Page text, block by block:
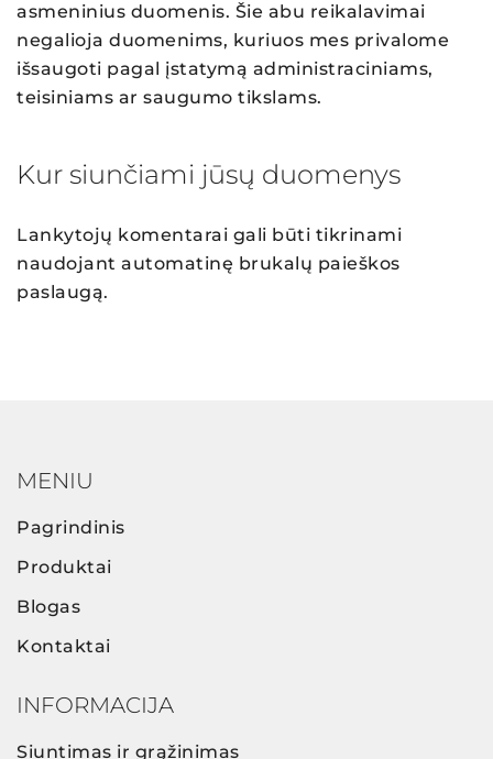
asmeninius duomenis. Šie abu reikalavimai
negalioja duomenims, kuriuos mes privalome
išsaugoti pagal įstatymą administraciniams,
teisiniams ar saugumo tikslams.
Kur siunčiami jūsų duomenys
Lankytojų komentarai gali būti tikrinami
naudojant automatinę brukalų paieškos
paslaugą.
MENIU
Pagrindinis
Produktai
Blogas
Kontaktai
INFORMACIJA
Siuntimas ir grąžinimas